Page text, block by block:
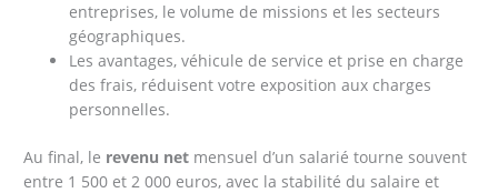
entreprises, le volume de missions et les secteurs
géographiques.
Les avantages, véhicule de service et prise en charge
des frais, réduisent votre exposition aux charges
personnelles.
Au final, le revenu net mensuel d’un salarié tourne souvent
entre 1 500 et 2 000 euros, avec la stabilité du salaire et